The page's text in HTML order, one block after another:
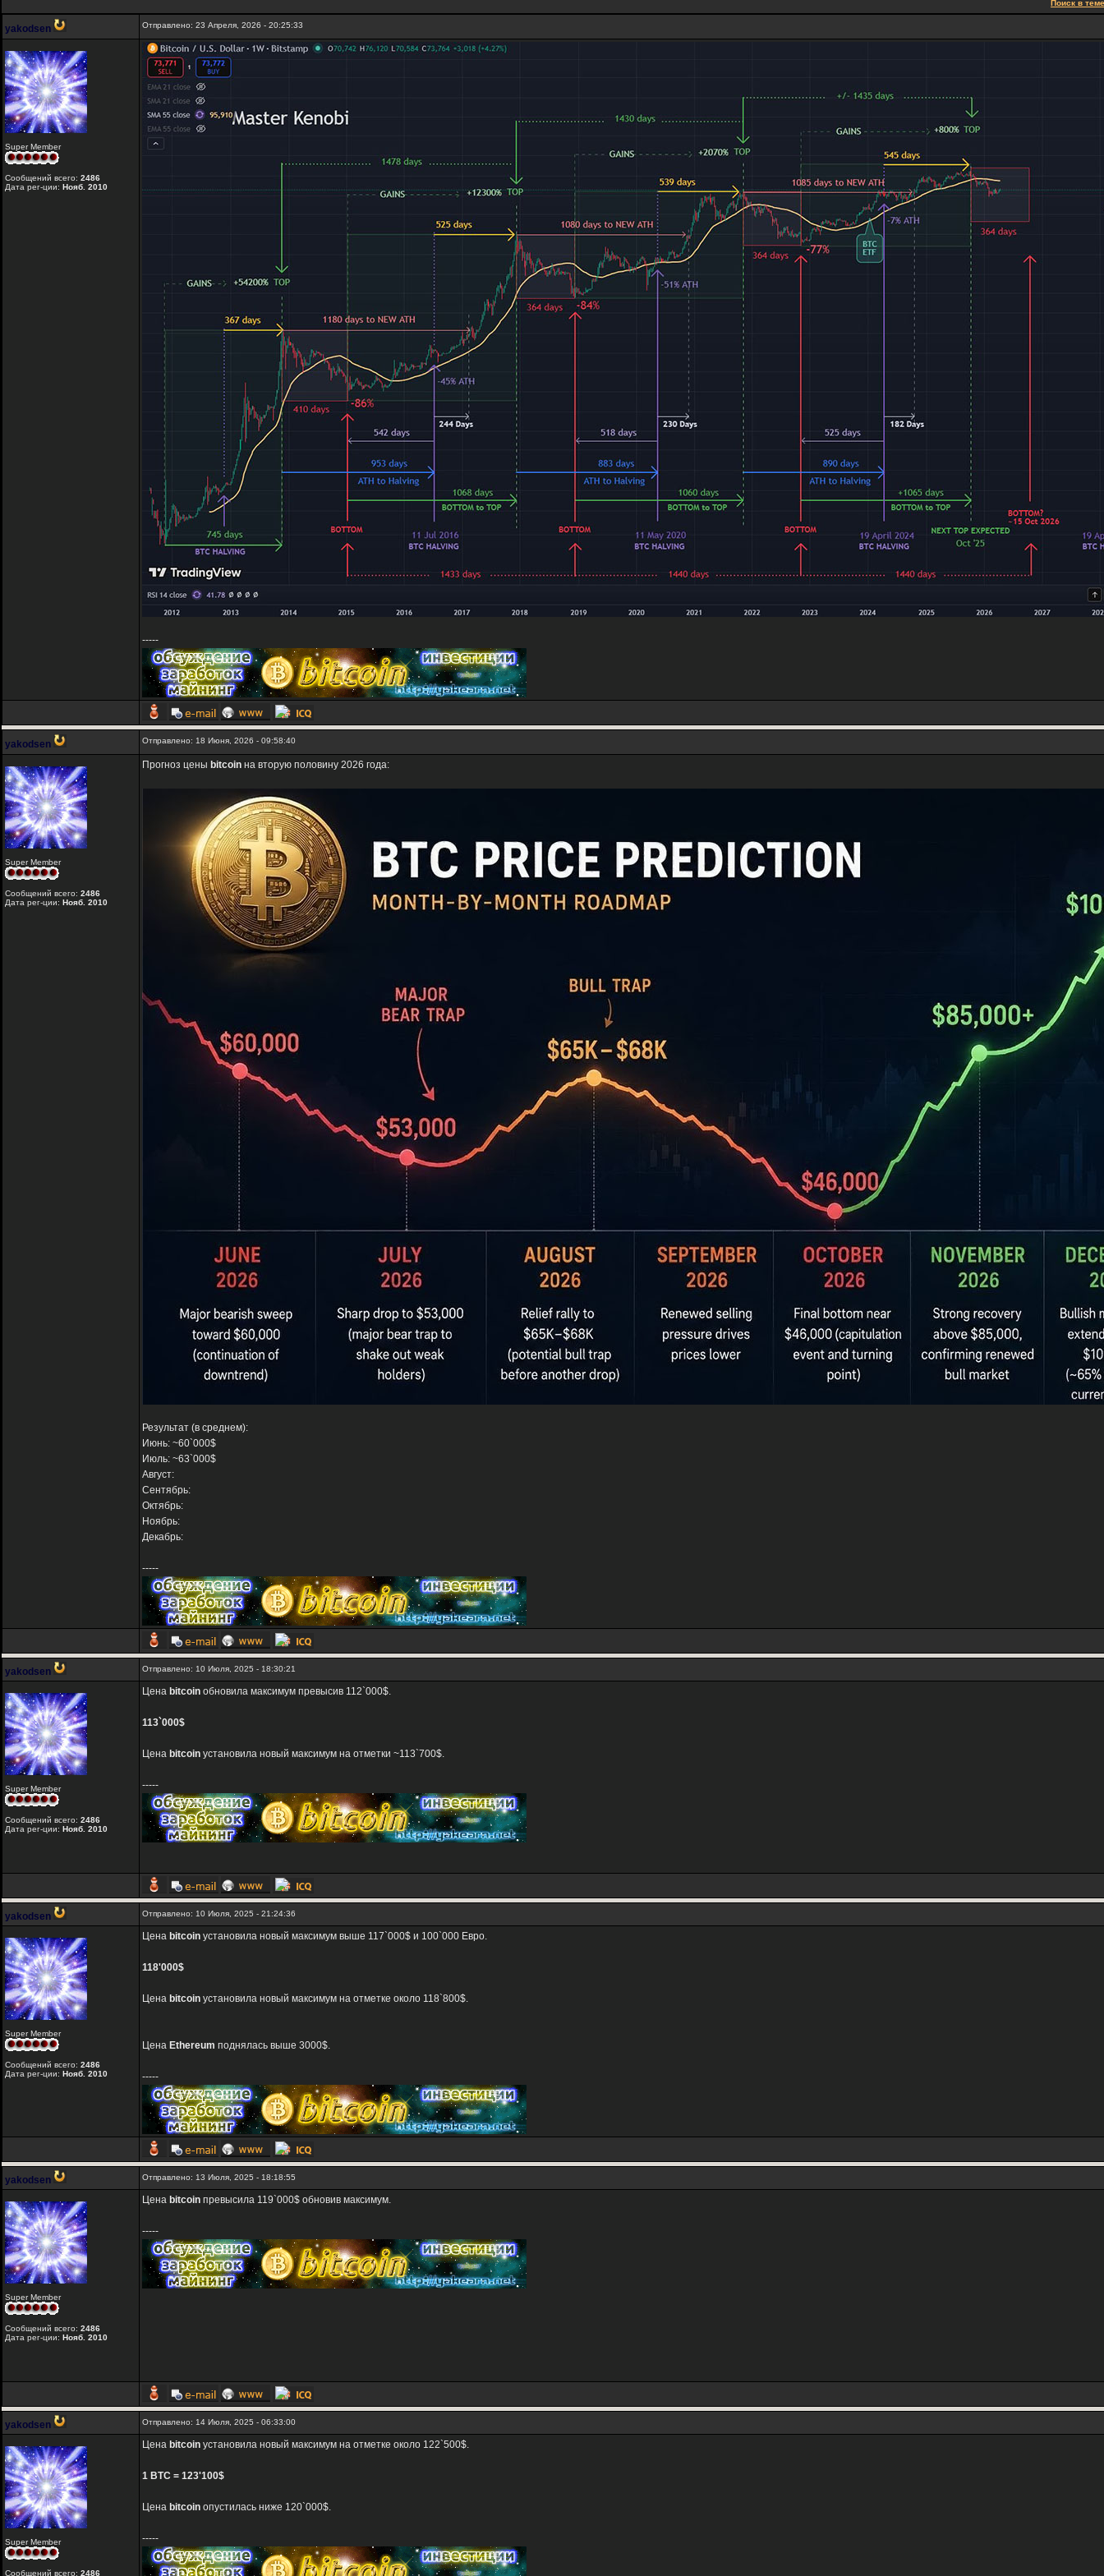
Поиск в теме
yakodsen Отправлено: 23 Апреля, 2026 - 20:25:33
Super Member
Сообщений всего: 2486
Дата рег-ции: Нояб. 2010
-----
yakodsen Отправлено: 18 Июня, 2026 - 09:58:40
Super Member
Сообщений всего: 2486
Дата рег-ции: Нояб. 2010
Прогноз цены bitcoin на вторую половину 2026 года:
Результат (в среднем):
Июнь: ~60`000$
Июль: ~63`000$
Август:
Сентябрь:
Октябрь:
Ноябрь:
Декабрь:
-----
yakodsen Отправлено: 10 Июля, 2025 - 18:30:21
Super Member
Сообщений всего: 2486
Дата рег-ции: Нояб. 2010
Цена bitcoin обновила максимум превысив 112`000$.
113`000$
Цена bitcoin установила новый максимум на отметки ~113`700$.
-----
yakodsen Отправлено: 10 Июля, 2025 - 21:24:36
Super Member
Сообщений всего: 2486
Дата рег-ции: Нояб. 2010
Цена bitcoin установила новый максимум выше 117`000$ и 100`000 Евро.
118'000$
Цена bitcoin установила новый максимум на отметке около 118`800$.
Цена Ethereum поднялась выше 3000$.
-----
yakodsen Отправлено: 13 Июля, 2025 - 18:18:55
Super Member
Сообщений всего: 2486
Дата рег-ции: Нояб. 2010
Цена bitcoin превысила 119`000$ обновив максимум.
-----
yakodsen Отправлено: 14 Июля, 2025 - 06:33:00
Super Member
Сообщений всего: 2486
Цена bitcoin установила новый максимум на отметке около 122`500$.
1 BTC = 123'100$
Цена bitcoin опустилась ниже 120`000$.
-----